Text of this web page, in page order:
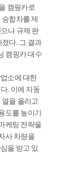
캠핑카로
합차를 제
나 규제 완
다. 그 결과
캠핑카 대수
소에 대한
. 이에 자동
을 올리고
도를 높이기
케팅 전략을
사 차량을
을 받고 있